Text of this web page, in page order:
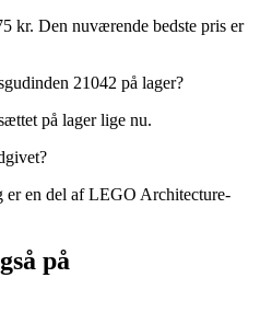
kr. Den nuværende bedste pris er
21042 på lager?
på lager lige nu.
er en del af LEGO Architecture-
på